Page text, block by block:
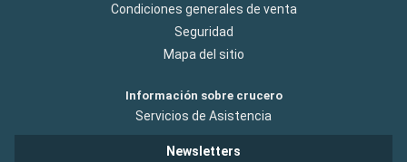
Condiciones generales de venta
Seguridad
Mapa del sitio
Información sobre crucero
Servicios de Asistencia
Newsletters